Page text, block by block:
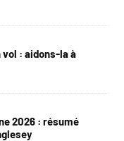
vol : aidons-la à
2026 : résumé